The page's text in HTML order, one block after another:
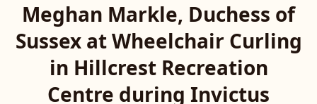
Meghan Markle, Duchess of
Sussex at Wheelchair Curling
in Hillcrest Recreation
Centre during Invictus